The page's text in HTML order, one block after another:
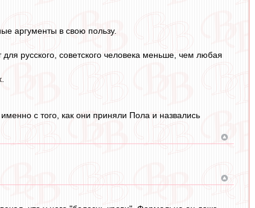
аргументы в свою пользу.
русского, советского человека меньше, чем любая
с того, как они приняли Пола и назвались